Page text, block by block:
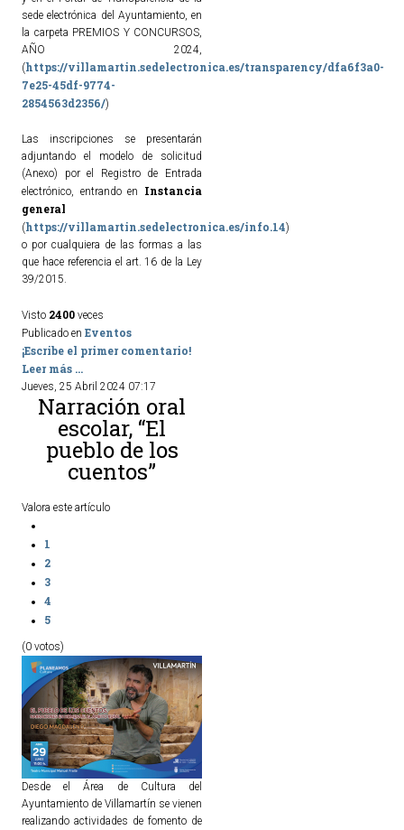
sede electrónica del Ayuntamiento, en
la carpeta PREMIOS Y CONCURSOS,
AÑO 2024,
(https://villamartin.sedelectronica.es/transparency/dfa6f3a0-
7e25-45df-9774-
2854563d2356/)
Las inscripciones se presentarán
adjuntando el modelo de solicitud
(Anexo) por el Registro de Entrada
electrónico, entrando en Instancia
general
(https://villamartin.sedelectronica.es/info.14)
o por cualquiera de las formas a las
que hace referencia el art. 16 de la Ley
39/2015.
Visto 2400 veces
Publicado en Eventos
¡Escribe el primer comentario!
Leer más ...
Jueves, 25 Abril 2024 07:17
Narración oral
escolar, “El
pueblo de los
cuentos”
Valora este artículo
1
2
3
4
5
(0 votos)
Desde el Área de Cultura del
Ayuntamiento de Villamartín se vienen
realizando actividades de fomento de